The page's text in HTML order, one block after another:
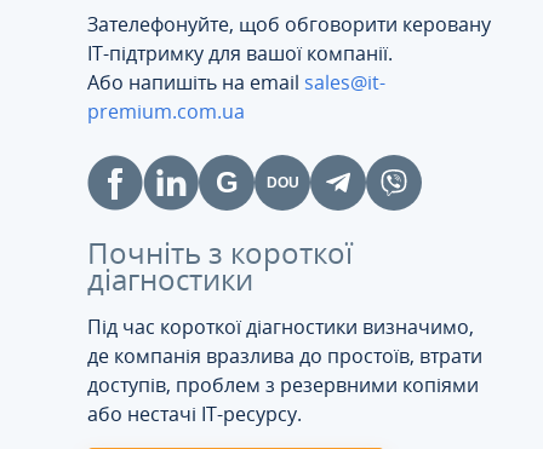
Зателефонуйте, щоб обговорити керовану
ІТ-підтримку для вашої компанії.
Або напишіть на email sales@it-
premium.com.ua
Почніть з короткої
діагностики
Під час короткої діагностики визначимо,
де компанія вразлива до простоїв, втрати
доступів, проблем з резервними копіями
або нестачі IT-ресурсу.